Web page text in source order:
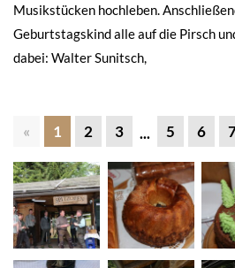
Musikstücken hochleben.
Geburtstagskind alle auf die Pirsch
dabei: Walter Sunitsch,
« 1 2 3 ... 5 6